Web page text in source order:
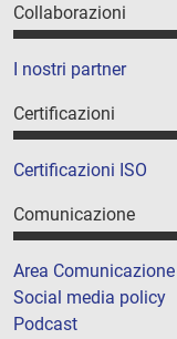
Collaborazioni
I nostri partner
Certificazioni
Certificazioni ISO
Comunicazione
Area Comunicazione
Social media policy
Podcast